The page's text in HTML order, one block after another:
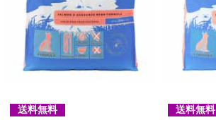
送料無料 送料無料